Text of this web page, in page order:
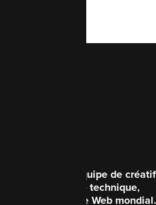
Enigma est une équipe de
du point de vue technique,
à améliorer le Web mondial.